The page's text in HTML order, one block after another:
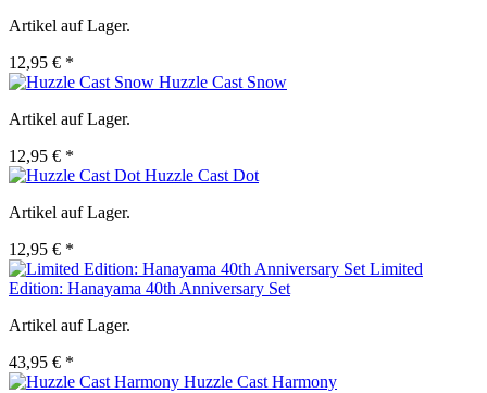
Artikel auf Lager.
12,95 € *
Huzzle Cast Snow
Artikel auf Lager.
12,95 € *
Huzzle Cast Dot
Artikel auf Lager.
12,95 € *
Limited
Edition: Hanayama 40th Anniversary Set
Artikel auf Lager.
43,95 € *
Huzzle Cast Harmony